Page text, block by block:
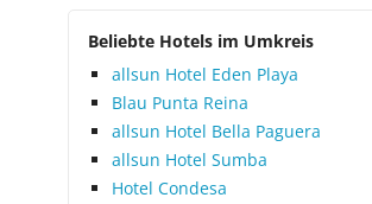
Beliebte Hotels im Umkreis
allsun Hotel Eden Playa
Blau Punta Reina
allsun Hotel Bella Paguera
allsun Hotel Sumba
Hotel Condesa